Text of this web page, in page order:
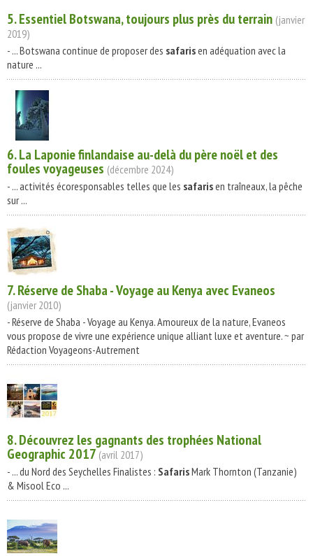
5. Essentiel Botswana, toujours plus près du terrain (janvier
2019)
- ... Botswana continue de proposer des safarisen adéquation avec la
nature ...
6. La Laponie finlandaise au-delà du père noël et des
foules voyageuses (décembre 2024)
- ... activités écoresponsables telles que les safarisen traîneaux, la pêche
sur ...
7. Réserve de Shaba - Voyage au Kenya avec Evaneos
(janvier 2010)
- Réserve de Shaba - Voyage au Kenya. Amoureux de la nature, Evaneos
vous propose de vivre une expérience unique alliant luxe et aventure. ~ par
Rédaction Voyageons-Autrement
8. Découvrez les gagnants des trophées National
Geographic 2017 (avril 2017)
- ... du Nord des Seychelles Finalistes : SafarisMark Thornton (Tanzanie)
& Misool Eco ...